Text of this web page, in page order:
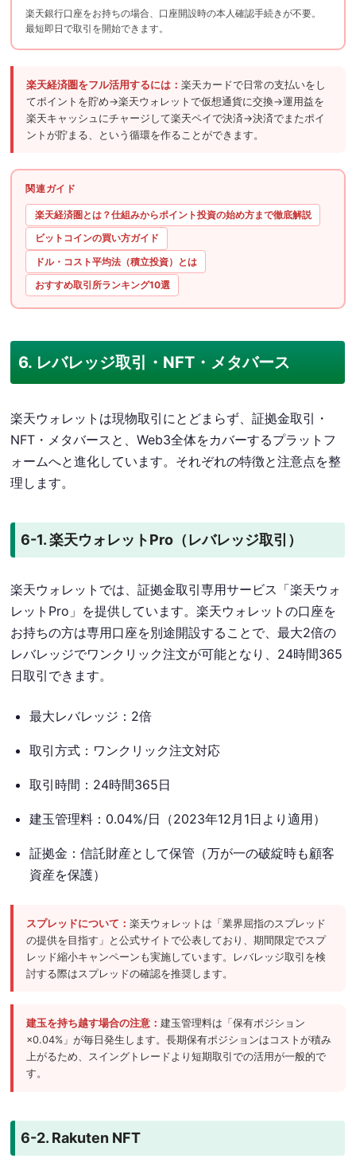
楽天銀行口座をお持ちの場合、口座開設時の本人確認手続きが不要。
最短即日で取引を開始できます。
楽天経済圏をフル活用するには：楽天カードで日常の支払いをし
てポイントを貯め→楽天ウォレットで仮想通貨に交換→運用益を
楽天キャッシュにチャージして楽天ペイで決済→決済でまたポイ
ントが貯まる、という循環を作ることができます。
関連ガイド
楽天経済圏とは？仕組みからポイント投資の始め方まで徹底解説
ビットコインの買い方ガイド
ドル・コスト平均法（積立投資）とは
おすすめ取引所ランキング10選
6. レバレッジ取引・NFT・メタバース
楽天ウォレットは現物取引にとどまらず、証拠金取引・
NFT・メタバースと、Web3全体をカバーするプラットフ
ォームへと進化しています。それぞれの特徴と注意点を整
理します。
6-1. 楽天ウォレットPro（レバレッジ取引）
楽天ウォレットでは、証拠金取引専用サービス「楽天ウォ
レットPro」を提供しています。楽天ウォレットの口座を
お持ちの方は専用口座を別途開設することで、最大2倍の
レバレッジでワンクリック注文が可能となり、24時間365
日取引できます。
最大レバレッジ：2倍
取引方式：ワンクリック注文対応
取引時間：24時間365日
建玉管理料：0.04%/日（2023年12月1日より適用）
証拠金：信託財産として保管（万が一の破綻時も顧客
資産を保護）
スプレッドについて：楽天ウォレットは「業界屈指のスプレッド
の提供を目指す」と公式サイトで公表しており、期間限定でスプ
レッド縮小キャンペーンも実施しています。レバレッジ取引を検
討する際はスプレッドの確認を推奨します。
建玉を持ち越す場合の注意：建玉管理料は「保有ポジション
×0.04%」が毎日発生します。長期保有ポジションはコストが積み
上がるため、スイングトレードより短期取引での活用が一般的で
す。
6-2. Rakuten NFT